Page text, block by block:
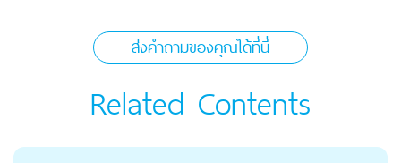
ส่งคำถามของคุณได้ที่นี่
Related Contents